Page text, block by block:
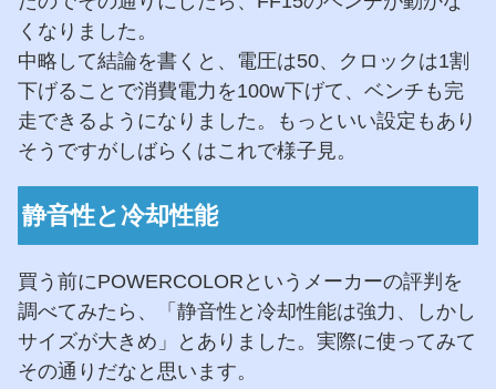
くなりました。
中略して結論を書くと、電圧は50、クロックは1割
下げることで消費電力を100w下げて、ベンチも完
走できるようになりました。もっといい設定もあり
そうですがしばらくはこれで様子見。
静音性と冷却性能
買う前にPOWERCOLORというメーカーの評判を
調べてみたら、「静音性と冷却性能は強力、しかし
サイズが大きめ」とありました。実際に使ってみて
その通りだなと思います。